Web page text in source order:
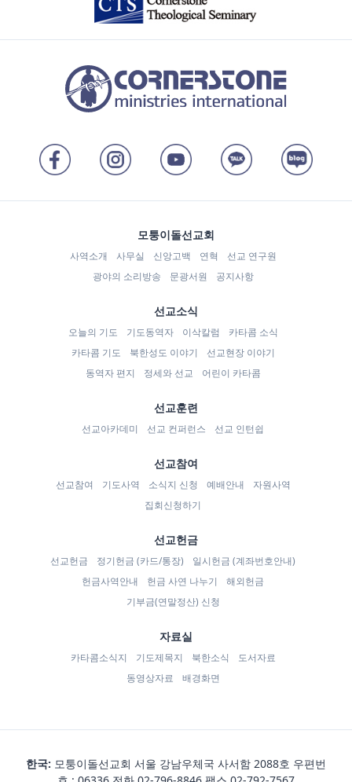
모퉁이돌선교회
사역소개 사무실 신앙고백 연혁
선교 연구원
광야의 소리방송
문광서원 공지사항
선교소식
오늘의 기도 기도동역자 이삭칼럼
카타콤 소식
카타콤 기도
북한성도 이야기
선교현장 이야기
동역자 편지
정세와 선교 어린이 카타콤
선교훈련
선교아카데미 선교 컨퍼런스 선교 인턴쉽
선교참여
선교참여 기도사역 소식지 신청 예배안내
자원사역
집회신청하기
선교헌금
선교헌금 정기헌금 (카드/통장)
일시헌금 (계좌번호안내)
헌금사역안내
헌금 사연 나누기
해외헌금
기부금(연말정산) 신청
자료실
카타콤소식지 기도제목지 북한소식
도서자료
동영상자료
배경화면
한국: 모퉁이돌선교회 서울 강남우체국 사서함 2088호 우편번